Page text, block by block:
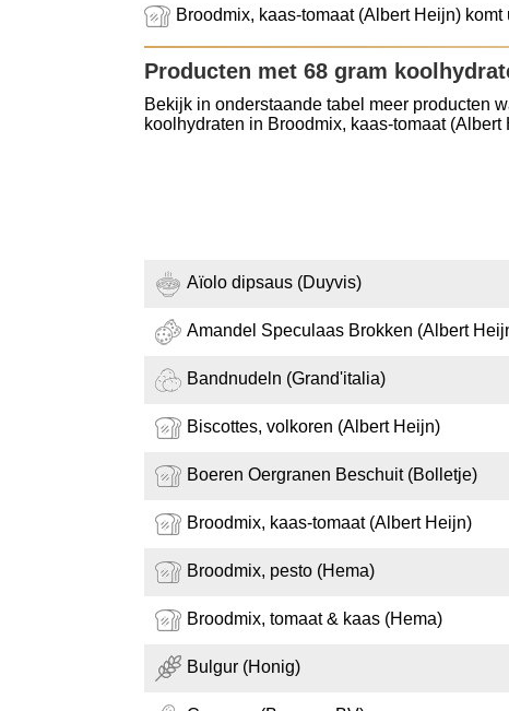
Broodmix, kaas-tomaat (Albert Heijn)
Producten met 68 gram
Bekijk in onderstaande tabel meer producten
koolhydraten in Broodmix, kaas-tomaat (Albert
Aïolo dipsaus (Duyvis)
Amandel Speculaas Brokken (Albert
Bandnudeln (Grand'italia)
Biscottes, volkoren (Albert Heijn)
Boeren Oergranen Beschuit (Bolletje)
Broodmix, kaas-tomaat (Albert Heijn)
Broodmix, pesto (Hema)
Broodmix, tomaat & kaas (Hema)
Bulgur (Honig)